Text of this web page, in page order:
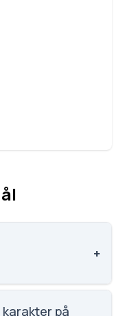
+
hvilket gør den til
på